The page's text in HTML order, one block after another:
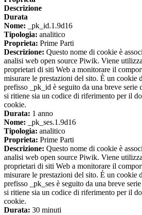
Descrizione
Durata
Nome: _pk_id.1.9d16
Tipologia: analitico
Proprieta: Prime Parti
Descrizione: Questo nome di cookie è
analisi web open source Piwik. Viene
proprietari di siti Web a monitorare il
misurare le prestazioni del sito. È un cookie
prefisso _pk_id è seguito da una breve serie
si ritiene sia un codice di riferimento per il
cookie.
Durata: 1 anno
Nome: _pk_ses.1.9d16
Tipologia: analitico
Proprieta: Prime Parti
Descrizione: Questo nome di cookie è
analisi web open source Piwik. Viene
proprietari di siti Web a monitorare il
misurare le prestazioni del sito. È un cookie
prefisso _pk_ses è seguito da una breve
si ritiene sia un codice di riferimento per il
cookie.
Durata: 30 minuti